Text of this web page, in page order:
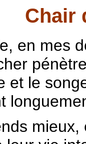
Chair
en mes
et le